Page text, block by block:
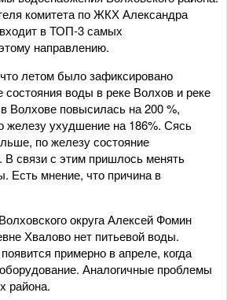
комитета по ЖКХ Александра
в ТОП-3 самых
направлению.
летом было зафиксировано
воды в реке Волхов и реке
Волхове повысилась на 200 %,
железу ухудшение на 186%. Сясь
по железу состояние
связи с этим пришлось менять
Есть мнение, что причина в
округа Алексей Фомин
Хвалово нет питьевой воды.
примерно в апреле, когда
Аналогичные проблемы
района.